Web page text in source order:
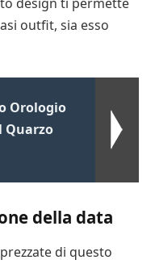
outfit, sia esso
Orologio
Quarzo
della data
di questo